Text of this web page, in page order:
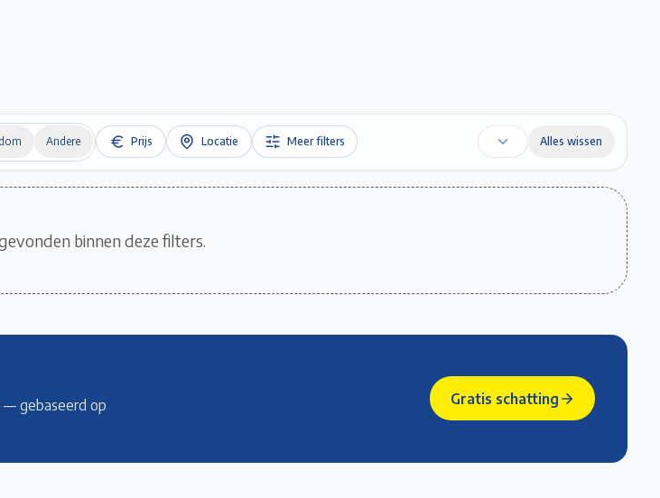
Andere Prijs Locatie Meer filters Alles wissen
binnen deze filters.
— gebaseerd op
Gratis schatting